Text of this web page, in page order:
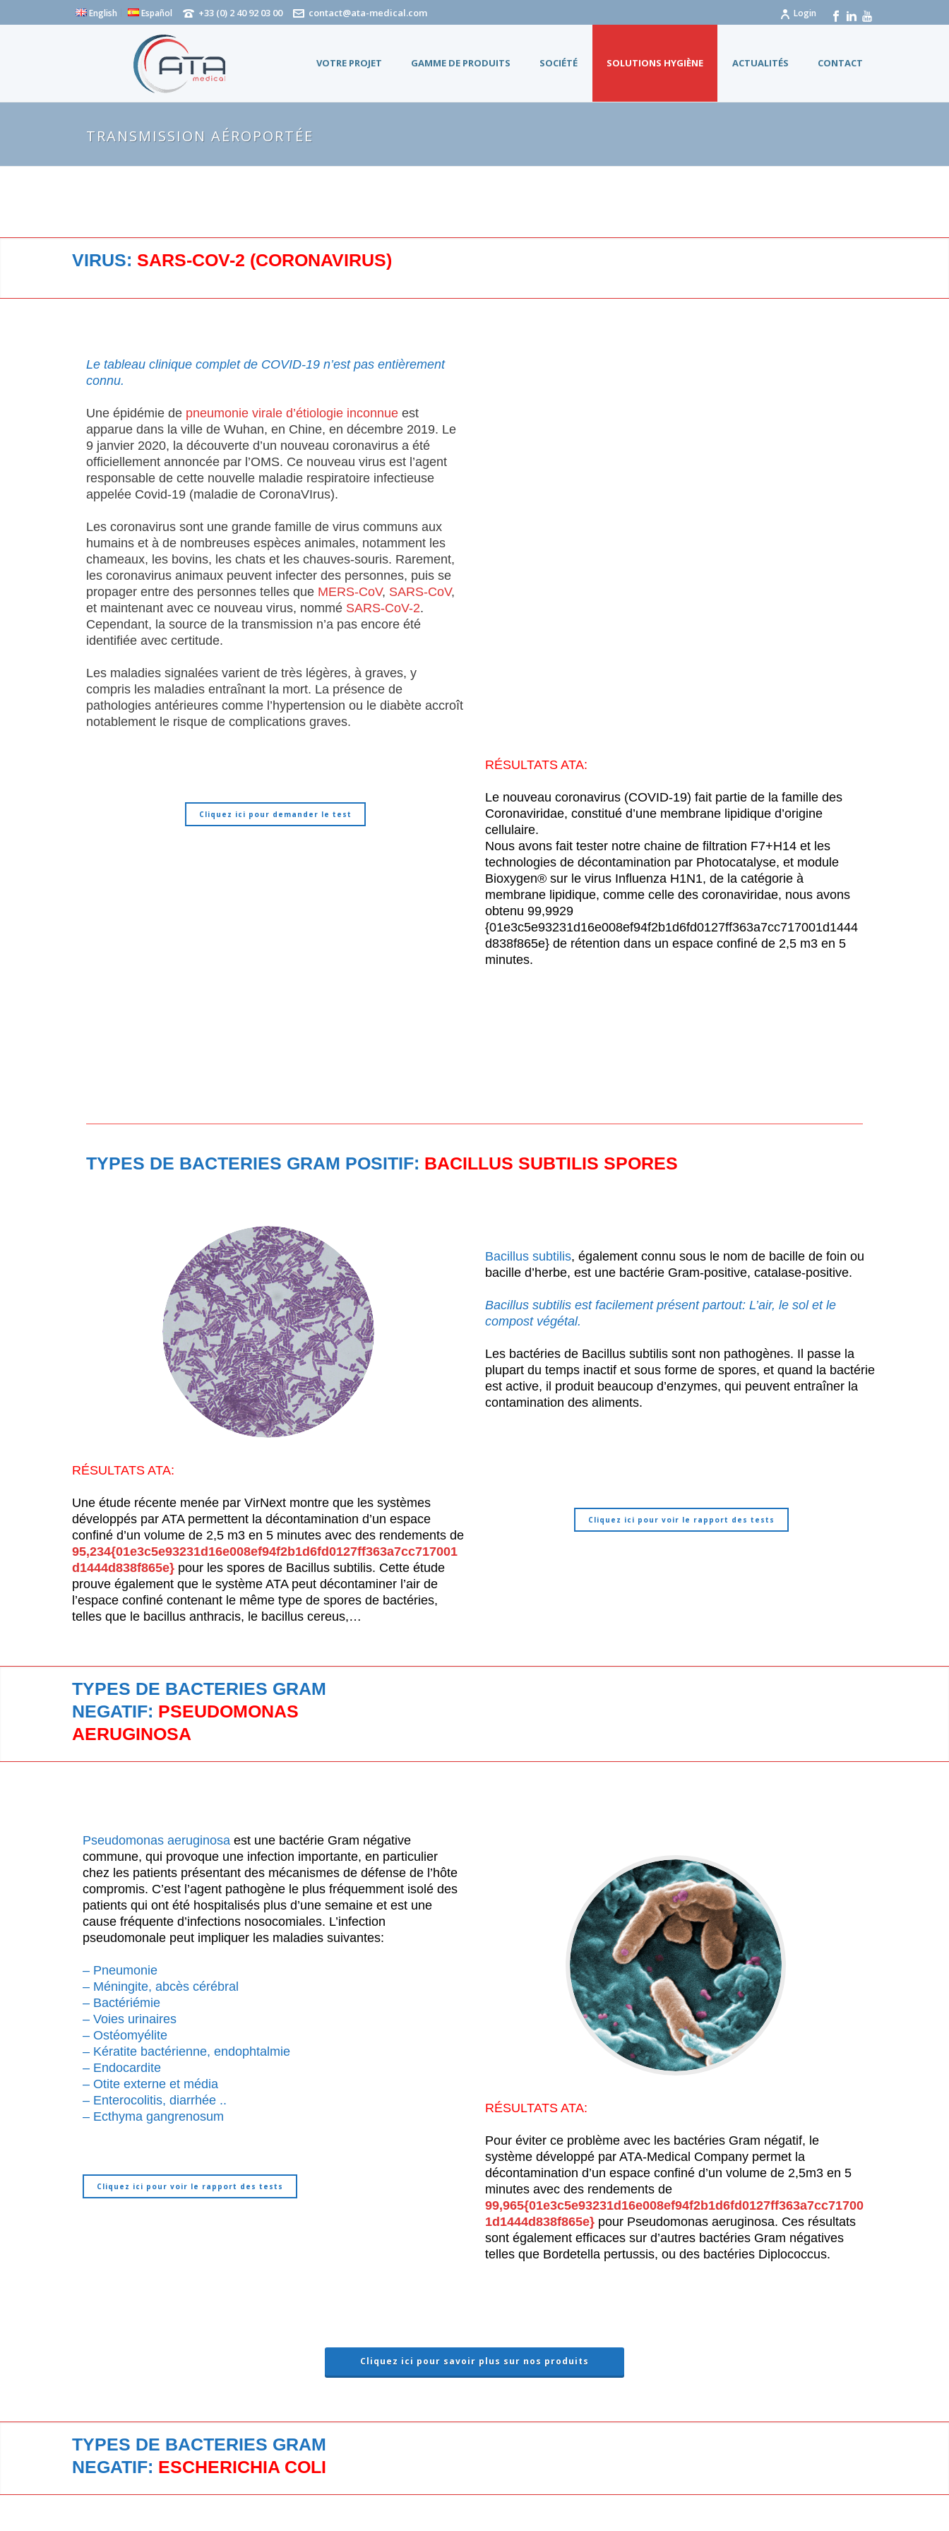
English Español +33 (0) 2 40 92 03 00 contact@ata-medical.com Login
VOTRE PROJET GAMME DE PRODUITS SOCIÉTÉ SOLUTIONS HYGIÈNE ACTUALITÉS CONTACT
TRANSMISSION AÉROPORTÉE
VIRUS: SARS-COV-2 (CORONAVIRUS)
Le tableau clinique complet de COVID-19 n’est pas entièrement
connu.
Une épidémie de pneumonie virale d’étiologie inconnue est
apparue dans la ville de Wuhan, en Chine, en décembre 2019. Le
9 janvier 2020, la découverte d’un nouveau coronavirus a été
officiellement annoncée par l’OMS. Ce nouveau virus est l’agent
responsable de cette nouvelle maladie respiratoire infectieuse
appelée Covid-19 (maladie de CoronaVIrus).
Les coronavirus sont une grande famille de virus communs aux
humains et à de nombreuses espèces animales, notamment les
chameaux, les bovins, les chats et les chauves-souris. Rarement,
les coronavirus animaux peuvent infecter des personnes, puis se
propager entre des personnes telles que MERS-CoV, SARS-CoV,
et maintenant avec ce nouveau virus, nommé SARS-CoV-2.
Cependant, la source de la transmission n’a pas encore été
identifiée avec certitude.
Les maladies signalées varient de très légères, à graves, y
compris les maladies entraînant la mort. La présence de
pathologies antérieures comme l’hypertension ou le diabète accroît
notablement le risque de complications graves.
Cliquez ici pour demander le test
RÉSULTATS ATA:
Le nouveau coronavirus (COVID-19) fait partie de la famille des
Coronaviridae, constitué d’une membrane lipidique d’origine
cellulaire.
Nous avons fait tester notre chaine de filtration F7+H14 et les
technologies de décontamination par Photocatalyse, et module
Bioxygen® sur le virus Influenza H1N1, de la catégorie à
membrane lipidique, comme celle des coronaviridae, nous avons
obtenu 99,9929
{01e3c5e93231d16e008ef94f2b1d6fd0127ff363a7cc717001d1444
d838f865e} de rétention dans un espace confiné de 2,5 m3 en 5
minutes.
TYPES DE BACTERIES GRAM POSITIF: BACILLUS SUBTILIS SPORES
Bacillus subtilis, également connu sous le nom de bacille de foin ou
bacille d’herbe, est une bactérie Gram-positive, catalase-positive.
Bacillus subtilis est facilement présent partout: L’air, le sol et le
compost végétal.
Les bactéries de Bacillus subtilis sont non pathogènes. Il passe la
plupart du temps inactif et sous forme de spores, et quand la bactérie
est active, il produit beaucoup d’enzymes, qui peuvent entraîner la
contamination des aliments.
RÉSULTATS ATA:
Une étude récente menée par VirNext montre que les systèmes
développés par ATA permettent la décontamination d’un espace
confiné d’un volume de 2,5 m3 en 5 minutes avec des rendements de
95,234{01e3c5e93231d16e008ef94f2b1d6fd0127ff363a7cc717001
d1444d838f865e} pour les spores de Bacillus subtilis. Cette étude
prouve également que le système ATA peut décontaminer l’air de
l’espace confiné contenant le même type de spores de bactéries,
telles que le bacillus anthracis, le bacillus cereus,…
Cliquez ici pour voir le rapport des tests
TYPES DE BACTERIES GRAM
NEGATIF: PSEUDOMONAS
AERUGINOSA
Pseudomonas aeruginosa est une bactérie Gram négative
commune, qui provoque une infection importante, en particulier
chez les patients présentant des mécanismes de défense de l’hôte
compromis. C’est l’agent pathogène le plus fréquemment isolé des
patients qui ont été hospitalisés plus d’une semaine et est une
cause fréquente d’infections nosocomiales. L’infection
pseudomonale peut impliquer les maladies suivantes:
– Pneumonie
– Méningite, abcès cérébral
– Bactériémie
– Voies urinaires
– Ostéomyélite
– Kératite bactérienne, endophtalmie
– Endocardite
– Otite externe et média
– Enterocolitis, diarrhée ..
– Ecthyma gangrenosum
Cliquez ici pour voir le rapport des tests
RÉSULTATS ATA:
Pour éviter ce problème avec les bactéries Gram négatif, le
système développé par ATA-Medical Company permet la
décontamination d’un espace confiné d’un volume de 2,5m3 en 5
minutes avec des rendements de
99,965{01e3c5e93231d16e008ef94f2b1d6fd0127ff363a7cc71700
1d1444d838f865e} pour Pseudomonas aeruginosa. Ces résultats
sont également efficaces sur d’autres bactéries Gram négatives
telles que Bordetella pertussis, ou des bactéries Diplococcus.
Cliquez ici pour savoir plus sur nos produits
TYPES DE BACTERIES GRAM
NEGATIF: ESCHERICHIA COLI